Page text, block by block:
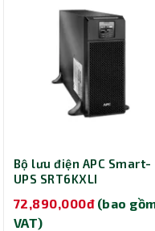
Bộ lưu điện APC Smart-
UPS SRT6KXLI
72,890,000đ (bao
VAT)